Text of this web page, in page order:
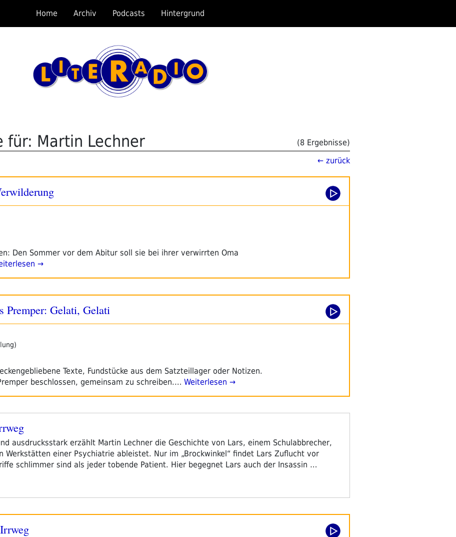
Home Archiv Podcasts Hintergrund
für: Martin Lechner
(8 Ergebnisse)
← zurück
Den Sommer vor dem Abitur soll sie bei ihrer verwirrten Oma
→
Premper: Gelati, Gelati
Texte, Fundstücke aus dem Satzteillager oder Notizen.
beschlossen, gemeinsam zu schreiben.… Weiterlesen →
ausdrucksstark erzählt Martin Lechner die Geschichte von Lars, einem Schulabbrecher,
Werkstätten einer Psychiatrie ableistet. Nur im „Brockwinkel“ findet Lars Zuflucht vor
schlimmer sind als jeder tobende Patient. Hier begegnet Lars auch der Insassin …